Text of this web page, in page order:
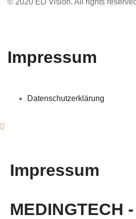
Impressum
Datenschutzerklärung
Impressum
MEDINGTECH -